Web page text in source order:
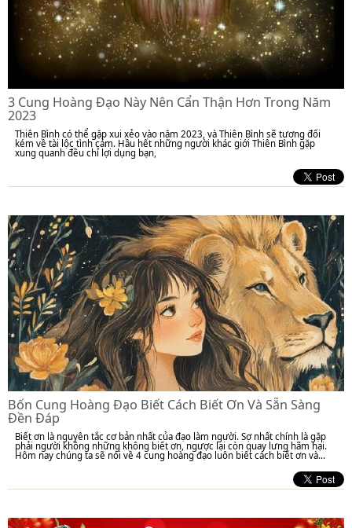
3 Cung Hoàng Đạo Này Nên Cẩn Thận Hơn Trong Năm
2023
Thiên Bình có thể gặp xui xẻo vào năm 2023, và Thiên Bình sẽ tương đối
kém về tài lộc tình cảm. Hầu hết những người khác giới Thiên Bình gặp
xung quanh đều chỉ lợi dụng bạn,
Bốn Cung Hoàng Đạo Biết Cách Biết Ơn Và Sẵn Sàng
Đền Đáp
Biết ơn là nguyên tắc cơ bản nhất của đạo làm người. Sợ nhất chính là gặp
phải người không những không biết ơn, ngược lại còn quay lưng hãm hại.
Hôm nay chúng ta sẽ nói về 4 cung hoàng đạo luôn biết cách biết ơn và...